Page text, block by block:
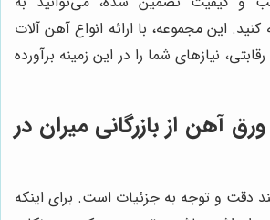
کنید. این مجموعه، با ارائه انواع آهن آلات
نیازهای شما را در این زمینه برآورده
آهن از بازرگانی میران در
دقت و توجه به جزئیات است. برای اینکه